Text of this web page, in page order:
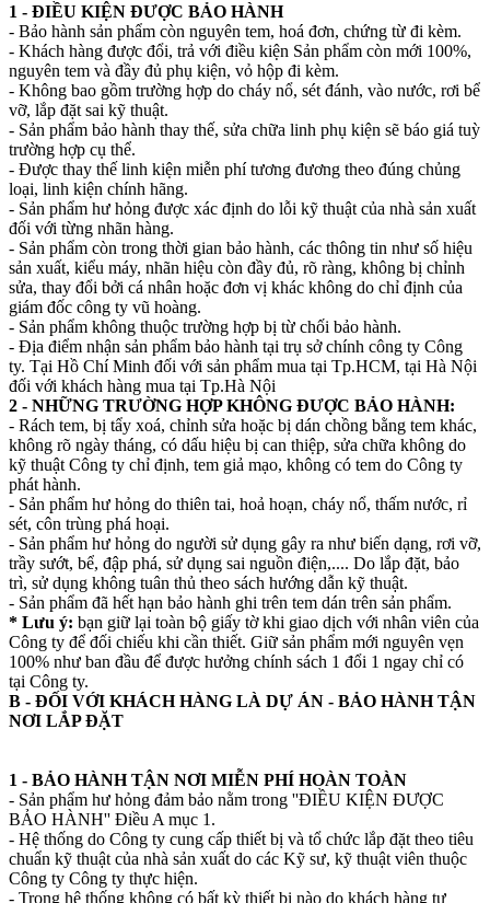
1 - ĐIỀU KIỆN ĐƯỢC BẢO HÀNH
- Bảo hành sản phẩm còn nguyên tem, hoá đơn, chứng từ đi kèm.
- Khách hàng được đổi, trả với điều kiện Sản phẩm còn mới 100%,
nguyên tem và đầy đủ phụ kiện, vỏ hộp đi kèm.
- Không bao gồm trường hợp do cháy nổ, sét đánh, vào nước, rơi bể
vỡ, lắp đặt sai kỹ thuật.
- Sản phẩm bảo hành thay thế, sửa chữa linh phụ kiện sẽ báo giá tuỳ
trường hợp cụ thể.
- Được thay thế linh kiện miễn phí tương đương theo đúng chủng
loại, linh kiện chính hãng.
- Sản phẩm hư hỏng được xác định do lỗi kỹ thuật của nhà sản xuất
đối với từng nhãn hàng.
- Sản phẩm còn trong thời gian bảo hành, các thông tin như số hiệu
sản xuất, kiểu máy, nhãn hiệu còn đầy đủ, rõ ràng, không bị chỉnh
sửa, thay đổi bởi cá nhân hoặc đơn vị khác không do chỉ định của
giám đốc công ty vũ hoàng.
- Sản phẩm không thuộc trường hợp bị từ chối bảo hành.
- Địa điểm nhận sản phẩm bảo hành tại trụ sở chính công ty Công
ty. Tại Hồ Chí Minh đối với sản phẩm mua tại Tp.HCM, tại Hà Nội
đối với khách hàng mua tại Tp.Hà Nội
2 - NHỮNG TRƯỜNG HỢP KHÔNG ĐƯỢC BẢO HÀNH:
- Rách tem, bị tẩy xoá, chỉnh sửa hoặc bị dán chồng bằng tem khác,
không rõ ngày tháng, có dấu hiệu bị can thiệp, sửa chữa không do
kỹ thuật Công ty chỉ định, tem giả mạo, không có tem do Công ty
phát hành.
- Sản phẩm hư hỏng do thiên tai, hoả hoạn, cháy nổ, thấm nước, rỉ
sét, côn trùng phá hoại.
- Sản phẩm hư hỏng do người sử dụng gây ra như biến dạng, rơi vỡ,
trầy sướt, bể, đập phá, sử dụng sai nguồn điện,.... Do lắp đặt, bảo
trì, sử dụng không tuân thủ theo sách hướng dẫn kỹ thuật.
- Sản phẩm đã hết hạn bảo hành ghi trên tem dán trên sản phẩm.
* Lưu ý: bạn giữ lại toàn bộ giấy tờ khi giao dịch với nhân viên của
Công ty để đối chiếu khi cần thiết. Giữ sản phẩm mới nguyên vẹn
100% như ban đầu để được hưởng chính sách 1 đổi 1 ngay chỉ có
tại Công ty.
B - ĐỐI VỚI KHÁCH HÀNG LÀ DỰ ÁN - BẢO HÀNH TẬN
NƠI LẮP ĐẶT
1 - BẢO HÀNH TẬN NƠI MIỄN PHÍ HOÀN TOÀN
- Sản phẩm hư hỏng đảm bảo nằm trong ''ĐIỀU KIỆN ĐƯỢC
BẢO HÀNH'' Điều A mục 1.
- Hệ thống do Công ty cung cấp thiết bị và tổ chức lắp đặt theo tiêu
chuẩn kỹ thuật của nhà sản xuất do các Kỹ sư, kỹ thuật viên thuộc
Công ty Công ty thực hiện.
- Trong hệ thống không có bất kỳ thiết bị nào do khách hàng tự